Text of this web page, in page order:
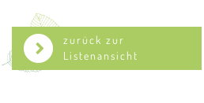
zurück zur
Listenansicht